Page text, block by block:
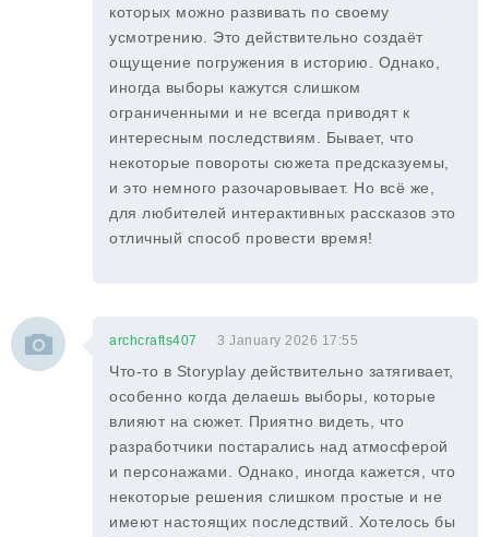
которых можно развивать по своему
усмотрению. Это действительно создаёт
ощущение погружения в историю. Однако,
иногда выборы кажутся слишком
ограниченными и не всегда приводят к
интересным последствиям. Бывает, что
некоторые повороты сюжета предсказуемы,
и это немного разочаровывает. Но всё же,
для любителей интерактивных рассказов это
отличный способ провести время!
archcrafts407 3 January 2026 17:55
Что-то в Storyplay действительно затягивает,
особенно когда делаешь выборы, которые
влияют на сюжет. Приятно видеть, что
разработчики постарались над атмосферой
и персонажами. Однако, иногда кажется, что
некоторые решения слишком простые и не
имеют настоящих последствий. Хотелось бы